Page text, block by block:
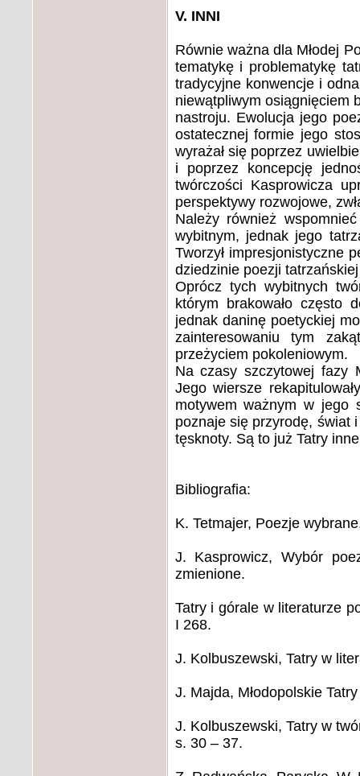
V. INNI
Równie ważna dla Młodej
tematykę i problematykę
tradycyjne konwencje i
niewątpliwym osiągnięciem
nastroju. Ewolucja jego
ostatecznej formie jego
wyrażał się poprzez
i poprzez koncepcję
twórczości Kasprowicza
perspektywy rozwojowe,
Należy również
wybitnym, jednak jego
Tworzył impresjonistyczne
dziedzinie poezji
Oprócz tych wybitnych
którym brakowało często
jednak daninę poetyckiej
zainteresowaniu tym
przeżyciem pokoleniowym.
Na czasy szczytowej fazy
Jego wiersze
motywem ważnym w jego
poznaje się przyrodę, świat
tęsknoty. Są to już Tatry
Bibliografia:
K. Tetmajer, Poezje
J. Kasprowicz, Wybór
zmienione.
Tatry i górale w literaturze
I 268.
J. Kolbuszewski, Tatry w
J. Majda, Młodopolskie
J. Kolbuszewski, Tatry w
s. 30 – 37.